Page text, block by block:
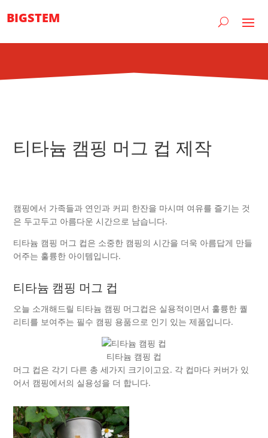
BIGSTEM
티타늄 캠핑 머그 컵 제작
캠핑에서 가족들과 연인과 커피 한잔을 마시며 여유를 즐기는 것
은 두고두고 아름다운 시간으로 남습니다.
티타늄 캠핑 머그 컵은 소중한 캠핑의 시간을 더욱 아름답게 만들
어주는 훌륭한 아이템입니다.
티타늄 캠핑 머그 컵
오늘 소개해드릴 티타늄 캠핑 머그컵은 실용적이면서 훌륭한 퀄
리티를 보여주는 필수 캠핑 용품으로 인기 있는 제품입니다.
티타늄 캠핑 컵
머그 컵은 각기 다른 총 세가지 크기이고요. 각 컵마다 커버가 있
어서 캠핑에서의 실용성을 더 합니다.